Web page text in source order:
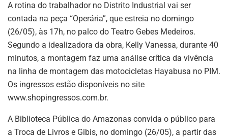
A rotina do trabalhador no Distrito Industrial vai ser
contada na peça “Operária”, que estreia no domingo
(26/05), às 17h, no palco do Teatro Gebes Medeiros.
Segundo a idealizadora da obra, Kelly Vanessa, durante 40
minutos, a montagem faz uma análise crítica da vivência
na linha de montagem das motocicletas Hayabusa no PIM.
Os ingressos estão disponíveis no site
www.shopingressos.com.br.
A Biblioteca Pública do Amazonas convida o público para
a Troca de Livros e Gibis, no domingo (26/05), a partir das